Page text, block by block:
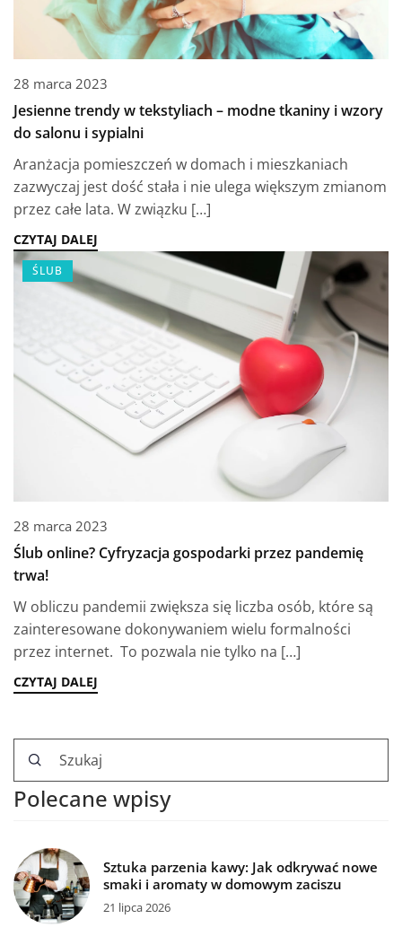
28 marca 2023
Jesienne trendy w tekstyliach – modne tkaniny i wzory
do salonu i sypialni
Aranżacja pomieszczeń w domach i mieszkaniach
zazwyczaj jest dość stała i nie ulega większym zmianom
przez całe lata. W związku […]
CZYTAJ DALEJ
ŚLUB
28 marca 2023
Ślub online? Cyfryzacja gospodarki przez pandemię
trwa!
W obliczu pandemii zwiększa się liczba osób, które są
zainteresowane dokonywaniem wielu formalności
przez internet. To pozwala nie tylko na […]
CZYTAJ DALEJ
Polecane wpisy
Sztuka parzenia kawy: Jak odkrywać nowe
smaki i aromaty w domowym zaciszu
21 lipca 2026